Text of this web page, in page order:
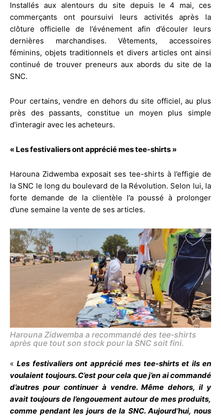
Installés aux alentours du site depuis le 4 mai, ces
commerçants ont poursuivi leurs activités après la
clôture officielle de l’événement afin d’écouler leurs
dernières marchandises. Vêtements, accessoires
féminins, objets traditionnels et divers articles ont ainsi
continué de trouver preneurs aux abords du site de la
SNC.
Pour certains, vendre en dehors du site officiel, au plus
près des passants, constitue un moyen plus simple
d’interagir avec les acheteurs.
« Les festivaliers ont apprécié mes tee-shirts »
Harouna Zidwemba exposait ses tee-shirts à l’effigie de
la SNC le long du boulevard de la Révolution. Selon lui, la
forte demande de la clientèle l’a poussé à prolonger
d’une semaine la vente de ses articles.
Harouna Zidwemba a recommandé des tee-shirts
après que tout son stock pour la SNC soit fini.
«Les festivaliers ont apprécié mes tee-shirts et ils en
voulaient toujours. C’est pour cela que j’en ai commandé
d’autres pour continuer à vendre. Même dehors, il y
avait toujours de l’engouement autour de mes produits,
comme pendant les jours de la SNC. Aujourd’hui, nous